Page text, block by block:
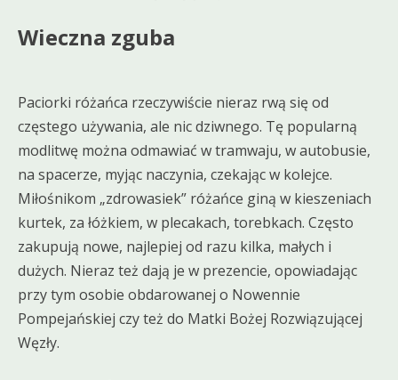
Wieczna zguba
Paciorki różańca rzeczywiście nieraz rwą się od
częstego używania, ale nic dziwnego. Tę popularną
modlitwę można odmawiać w tramwaju, w autobusie,
na spacerze, myjąc naczynia, czekając w kolejce.
Miłośnikom „zdrowasiek” różańce giną w kieszeniach
kurtek, za łóżkiem, w plecakach, torebkach. Często
zakupują nowe, najlepiej od razu kilka, małych i
dużych. Nieraz też dają je w prezencie, opowiadając
przy tym osobie obdarowanej o Nowennie
Pompejańskiej czy też do Matki Bożej Rozwiązującej
Węzły.